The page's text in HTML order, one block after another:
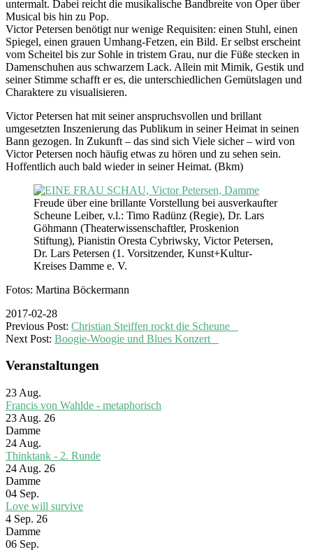
untermalt. Dabei reicht die musikalische Bandbreite von Oper über
Musical bis hin zu Pop.
Victor Petersen benötigt nur wenige Requisiten: einen Stuhl, einen
Spiegel, einen grauen Umhang-Fetzen, ein Bild. Er selbst erscheint
vom Scheitel bis zur Sohle in tristem Grau, nur die Füße stecken in
Damenschuhen aus schwarzem Lack. Allein mit Mimik, Gestik und
seiner Stimme schafft er es, die unterschiedlichen Gemütslagen und
Charaktere zu visualisieren.
Victor Petersen hat mit seiner anspruchsvollen und brillant
umgesetzten Inszenierung das Publikum in seiner Heimat in seinen
Bann gezogen. In Zukunft – das sind sich Viele sicher – wird von
Victor Petersen noch häufig etwas zu hören und zu sehen sein.
Hoffentlich auch bald wieder in seiner Heimat. (Bkm)
Freude über eine brillante Vorstellung bei ausverkaufter
Scheune Leiber, v.l.: Timo Radünz (Regie), Dr. Lars
Göhmann (Theaterwissenschaftler, Proskenion
Stiftung), Pianistin Oresta Cybriwsky, Victor Petersen,
Dr. Lars Petersen (1. Vorsitzender, Kunst+Kultur-
Kreises Damme e. V.
Fotos: Martina Böckermann
2017-02-28
Previous Post: Christian Steiffen rockt die Scheune
Next Post: Boogie-Woogie und Blues Konzert
Veranstaltungen
23 Aug.
Francis von Wahlde - metaphorisch
23 Aug. 26
Damme
24 Aug.
Thinktank - 2. Runde
24 Aug. 26
Damme
04 Sep.
Love will survive
4 Sep. 26
Damme
06 Sep.